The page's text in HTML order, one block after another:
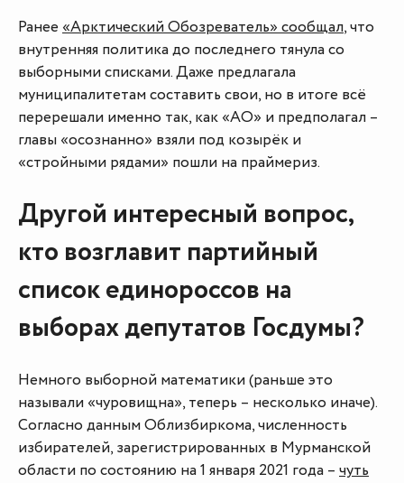
Ранее «Арктический Обозреватель» сообщал, что
внутренняя политика до последнего тянула со
выборными списками. Даже предлагала
муниципалитетам составить свои, но в итоге всё
перерешали именно так, как «АО» и предполагал –
главы «осознанно» взяли под козырёк и
«стройными рядами» пошли на праймериз.
Другой интересный вопрос,
кто возглавит партийный
список единороссов на
выборах депутатов Госдумы?
Немного выборной математики (раньше это
называли «чуровищна», теперь – несколько иначе).
Согласно данным Облизбиркома, численность
избирателей, зарегистрированных в Мурманской
области по состоянию на 1 января 2021 года – чуть